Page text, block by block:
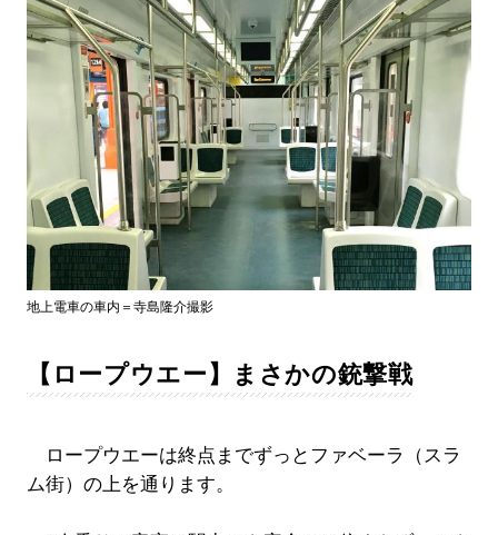
地上電車の車内＝寺島隆介撮影
【ロープウエー】まさかの銃撃戦
ロープウエーは終点までずっとファベーラ（スラ
ム街）の上を通ります。